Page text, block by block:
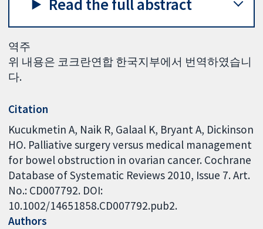
Read the full abstract
역주
위 내용은 코크란연합 한국지부에서 번역하였습니
다.
Citation
Kucukmetin A, Naik R, Galaal K, Bryant A, Dickinson
HO. Palliative surgery versus medical management
for bowel obstruction in ovarian cancer. Cochrane
Database of Systematic Reviews 2010, Issue 7. Art.
No.: CD007792. DOI:
10.1002/14651858.CD007792.pub2.
Authors